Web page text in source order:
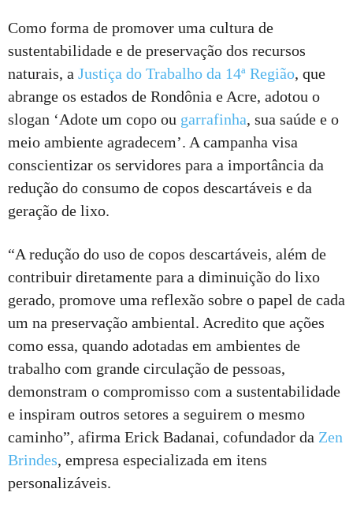
Como forma de promover uma cultura de
sustentabilidade e de preservação dos recursos
naturais, a Justiça do Trabalho da 14ª Região, que
abrange os estados de Rondônia e Acre, adotou o
slogan ‘Adote um copo ou garrafinha, sua saúde e o
meio ambiente agradecem’. A campanha visa
conscientizar os servidores para a importância da
redução do consumo de copos descartáveis e da
geração de lixo.
“A redução do uso de copos descartáveis, além de
contribuir diretamente para a diminuição do lixo
gerado, promove uma reflexão sobre o papel de cada
um na preservação ambiental. Acredito que ações
como essa, quando adotadas em ambientes de
trabalho com grande circulação de pessoas,
demonstram o compromisso com a sustentabilidade
e inspiram outros setores a seguirem o mesmo
caminho”, afirma Erick Badanai, cofundador da Zen
Brindes, empresa especializada em itens
personalizáveis.